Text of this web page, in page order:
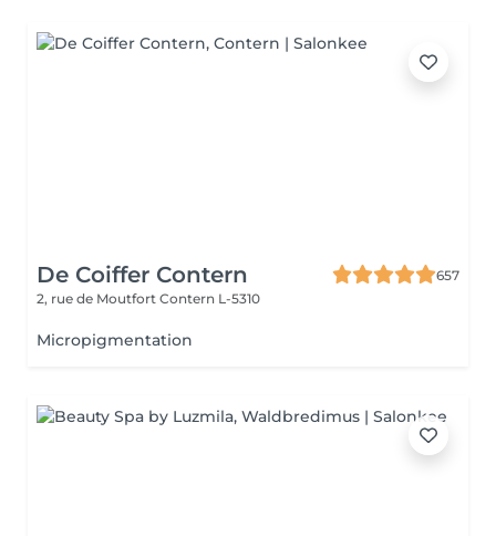
De Coiffer Contern
657
2, rue de Moutfort Contern L-5310
Micropigmentation